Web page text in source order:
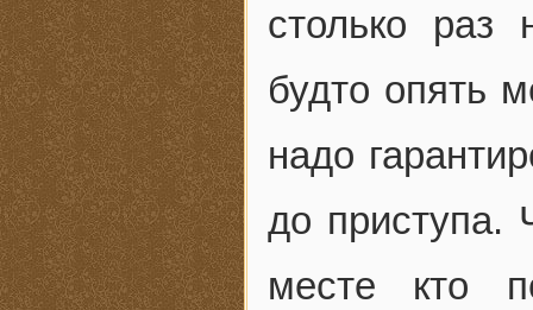
столько раз
будто опять
надо
до приступа.
месте кто